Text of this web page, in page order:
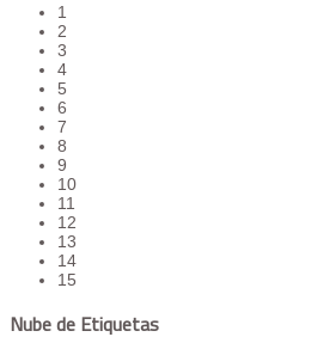
1
2
3
4
5
6
7
8
9
10
11
12
13
14
15
Nube de Etiquetas